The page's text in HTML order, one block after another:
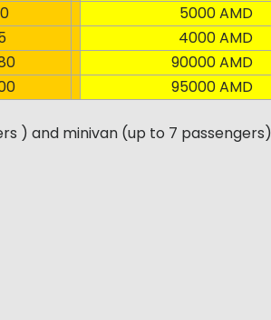
5000 AMD
4000 AMD
90000 AMD
95000 AMD
) and minivan (up to 7 passengers)